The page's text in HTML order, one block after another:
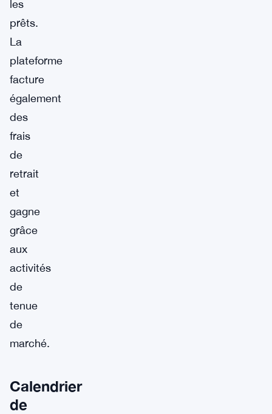
les
prêts.
La
plateforme
facture
également
des
frais
de
retrait
et
gagne
grâce
aux
activités
de
tenue
de
marché.
Calendrier
de